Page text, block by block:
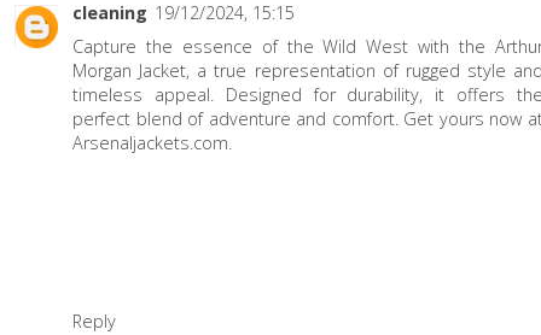
cleaning 19/12/2024, 15:15
Capture the essence of the Wild West with the
Morgan Jacket, a true representation of rugged style
timeless appeal. Designed for durability, it offers
perfect blend of adventure and comfort. Get yours now
Arsenaljackets.com.
Reply